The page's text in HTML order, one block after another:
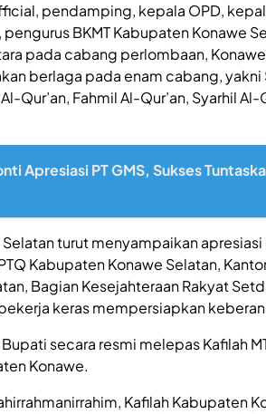
pendamping, kepala OPD,
BKMT Kabupaten Konawe
pada cabang perlombaan,
berlaga pada enam cabang, yakni
Qur’an, Fahmil Al-Qur’an, Syarhil
Apresiasi PT GMS, Sukses
turut menyampaikan
Kabupaten Konawe Selatan,
Bagian Kesejahteraan Rakyat
keras mempersiapkan
secara resmi melepas Kafilah
Konawe.
Kafilah Kabupaten